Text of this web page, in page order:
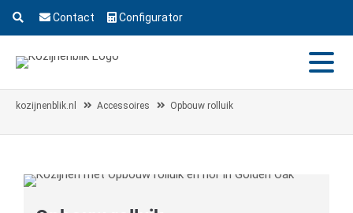
Contact Configurator
kozijnenblik.nl Accessoires Opbouw rolluik